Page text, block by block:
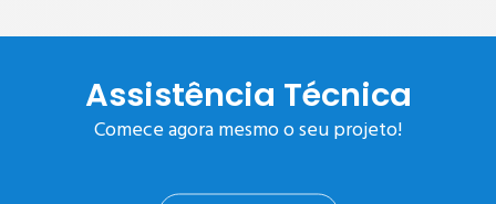
Assistência Técnica
Comece agora mesmo o seu projeto!